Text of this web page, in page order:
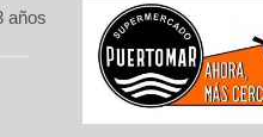
años